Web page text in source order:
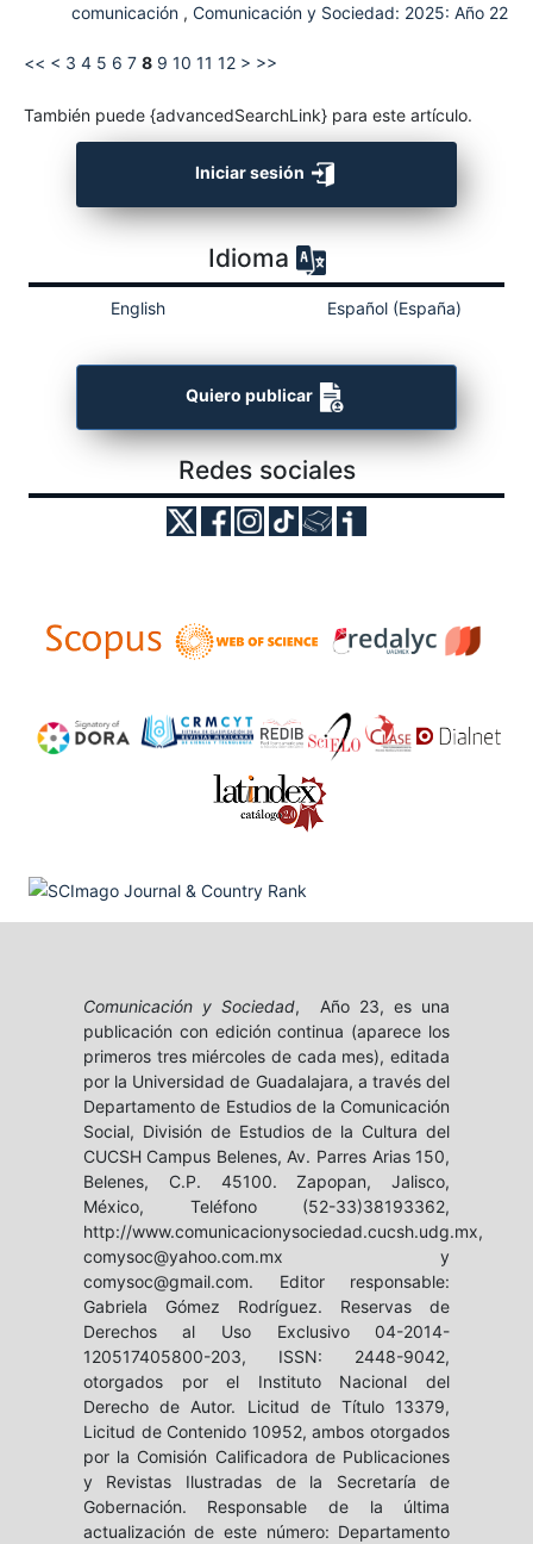
comunicación , Comunicación y Sociedad: 2025: Año 22
<< < 3 4 5 6 7 8 9 10 11 12 > >>
También puede {advancedSearchLink} para este artículo.
Iniciar sesión
Idioma
English Español (España)
Quiero publicar
Redes sociales
Comunicación y Sociedad, Año 23, es una
publicación con edición continua (aparece los
primeros tres miércoles de cada mes), editada
por la Universidad de Guadalajara, a través del
Departamento de Estudios de la Comunicación
Social, División de Estudios de la Cultura del
CUCSH Campus Belenes, Av. Parres Arias 150,
Belenes, C.P. 45100. Zapopan, Jalisco,
México, Teléfono (52-33)38193362,
http://www.comunicacionysociedad.cucsh.udg.mx,
comysoc@yahoo.com.mx y
comysoc@gmail.com. Editor responsable:
Gabriela Gómez Rodríguez. Reservas de
Derechos al Uso Exclusivo 04-2014-
120517405800-203, ISSN: 2448-9042,
otorgados por el Instituto Nacional del
Derecho de Autor. Licitud de Título 13379,
Licitud de Contenido 10952, ambos otorgados
por la Comisión Calificadora de Publicaciones
y Revistas Ilustradas de la Secretaría de
Gobernación. Responsable de la última
actualización de este número: Departamento